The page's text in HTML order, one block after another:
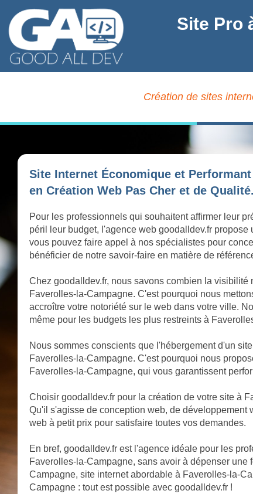
Site Pro
Création de sites
Site Internet Économique et
en Création Web Pas Cher et de Qualité.
Pour les professionnels qui souhaitent affirmer leur
péril leur budget, l'agence web goodalldev.fr
vous pouvez faire appel à nos spécialistes pour
bénéficier de notre savoir-faire en matière de
Chez goodalldev.fr, nous savons combien la
Faverolles-la-Campagne. C'est pourquoi nous
accroître votre notoriété sur le web dans votre ville.
même pour les budgets les plus restreints à
Nous sommes conscients que l'hébergement d'un
Faverolles-la-Campagne. C'est pourquoi nous
Faverolles-la-Campagne, qui vous garantissent
Choisir goodalldev.fr pour la création de votre site à
Qu'il s'agisse de conception web, de
web à petit prix pour satisfaire toutes vos demandes.
En bref, goodalldev.fr est l'agence idéale pour les
Faverolles-la-Campagne, sans avoir à dépenser
Campagne, site internet abordable à Faverolles-la-
Campagne : tout est possible avec goodalldev.fr !